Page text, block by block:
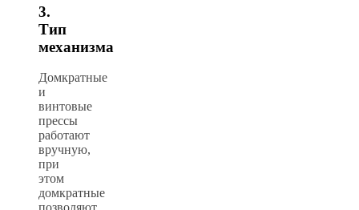
3.
Тип
механизма
Домкратные
и
винтовые
прессы
работают
вручную,
при
этом
домкратные